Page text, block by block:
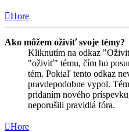
Hore
Ako môžem oživiť svoje témy?
Kliknutím na odkaz
"oživiť" tému, čím ho
tém. Pokiaľ tento odkaz
pravdepodobne vypol.
pridaním nového
neporušili pravidlá fóra.
Hore